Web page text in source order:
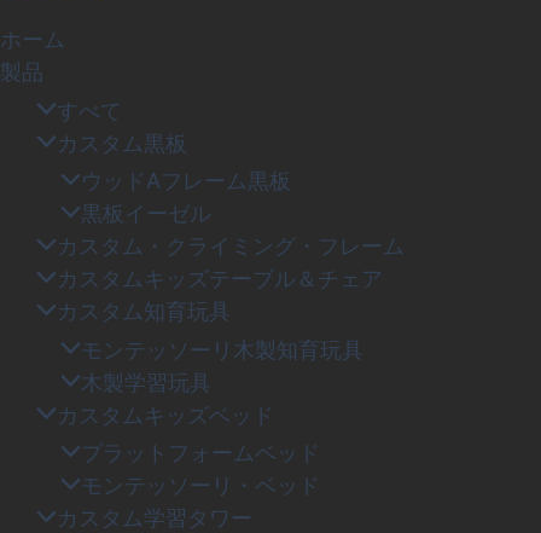
ホーム
製品
すべて
カスタム黒板
ウッドAフレーム黒板
黒板イーゼル
カスタム・クライミング・フレーム
カスタムキッズテーブル＆チェア
カスタム知育玩具
モンテッソーリ木製知育玩具
木製学習玩具
カスタムキッズベッド
プラットフォームベッド
モンテッソーリ・ベッド
カスタム学習タワー